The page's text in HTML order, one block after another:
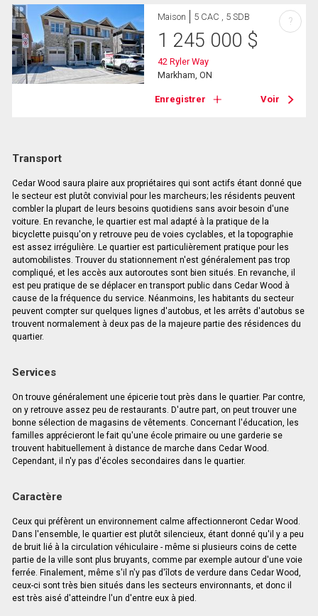
Maison 5 CAC , 5 SDB
1 245 000 $
42 Ryler Way
Markham, ON
Enregistrer Voir
?
Transport
Cedar Wood saura plaire aux propriétaires qui sont actifs étant donné que
le secteur est plutôt convivial pour les marcheurs; les résidents peuvent
combler la plupart de leurs besoins quotidiens sans avoir besoin d'une
voiture. En revanche, le quartier est mal adapté à la pratique de la
bicyclette puisqu'on y retrouve peu de voies cyclables, et la topographie
est assez irrégulière. Le quartier est particulièrement pratique pour les
automobilistes. Trouver du stationnement n'est généralement pas trop
compliqué, et les accès aux autoroutes sont bien situés. En revanche, il
est peu pratique de se déplacer en transport public dans Cedar Wood à
cause de la fréquence du service. Néanmoins, les habitants du secteur
peuvent compter sur quelques lignes d'autobus, et les arrêts d'autobus se
trouvent normalement à deux pas de la majeure partie des résidences du
quartier.
Services
On trouve généralement une épicerie tout près dans le quartier. Par contre,
on y retrouve assez peu de restaurants. D'autre part, on peut trouver une
bonne sélection de magasins de vêtements. Concernant l'éducation, les
familles apprécieront le fait qu'une école primaire ou une garderie se
trouvent habituellement à distance de marche dans Cedar Wood.
Cependant, il n'y pas d'écoles secondaires dans le quartier.
Caractère
Ceux qui préfèrent un environnement calme affectionneront Cedar Wood.
Dans l'ensemble, le quartier est plutôt silencieux, étant donné qu'il y a peu
de bruit lié à la circulation véhiculaire - même si plusieurs coins de cette
partie de la ville sont plus bruyants, comme par exemple autour d'une voie
ferrée. Finalement, même s'il n'y pas d'îlots de verdure dans Cedar Wood,
ceux-ci sont très bien situés dans les secteurs environnants, et donc il
est très aisé d'atteindre l'un d'entre eux à pied.